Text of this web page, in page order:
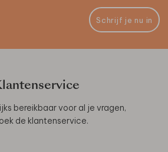
Schrijf je nu in
bereikbaar voor al je vragen,
de klantenservice.